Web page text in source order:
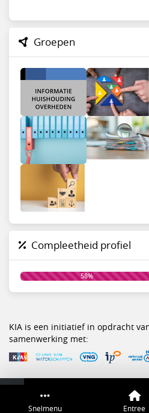
Snelmenu Entree
Groepen
Compleetheid profiel
58%
KIA is een initiatief in opdracht
samenwerking met:
Service & help Sneltoetsen